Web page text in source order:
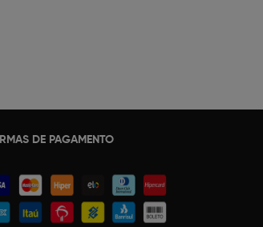
DE PAGAMENTO